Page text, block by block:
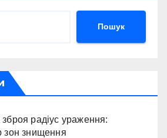
Пошук
радіус ураження:
зон знищення